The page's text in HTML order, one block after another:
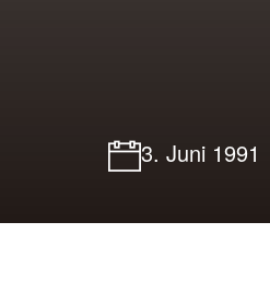
3. Juni 1991